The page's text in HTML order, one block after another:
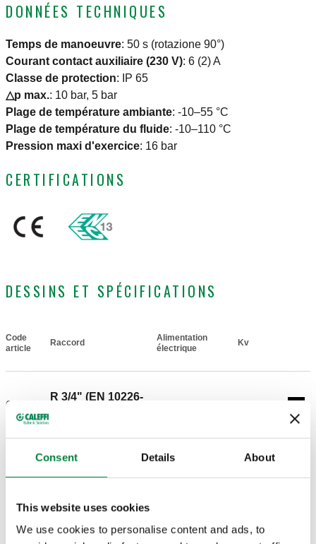
Consent Details About
This website uses cookies
We use cookies to personalise content and ads, to
DONNÉES TECHNIQUES
Temps de manoeuvre: 50 s (rotazione 90°)
Courant contact auxiliaire (230 V): 6 (2) A
Classe de protection:
IP 65
△p max.: 10 bar, 5 bar
Plage de température ambiante: -10–55 °C
Plage de température du fluide: -10–110 °C
Pression maxi d'exercice: 16 bar
CERTIFICATIONS
DESSINS ET SPÉCIFICATIONS
Code
article
Raccord
Alimentation
électrique
Kv
638052
R 3/4" (EN 10226-
Dessins 2D
Modèles 3D